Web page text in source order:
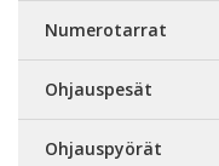
Numerotarrat
Ohjauspesät
Ohjauspyörät